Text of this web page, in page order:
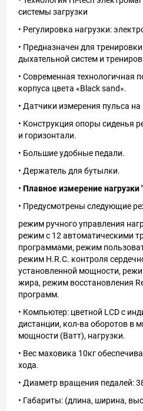
системы загрузки
• Регулировка нагрузки:
• Предназначен для
дыхательной систем и
• Современная технологичная
корпуса цвета «Black sand».
• Датчики измерения пульса на
• Конструкция опоры сиденья
и горизонтали.
• Большие удобные педали.
• Держатель для бутылки.
• Плавное измерение нагрузки
• Предусмотрены следующие
режим ручного управления
режим с 12 автоматическими
программами, режим
режим H.R.C. контроля
установленной мощности,
жира, режим восстановления
программ.
• Компьютер: цветной LCD с
дистанции, кол-ва оборотов в
мощности (Ватт), нагрузки.
• Вес маховика 10кг
хода.
• Диаметр вращения педалей:
• Габариты: (длина, ширина,